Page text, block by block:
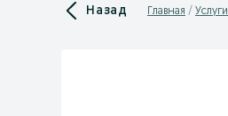
Назад Главная Услуги